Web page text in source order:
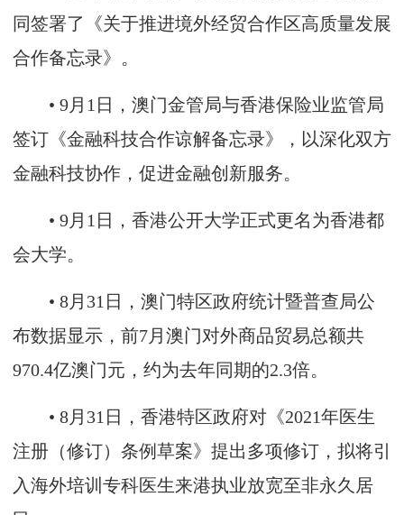
同签署了《关于推进境外经贸合作区高质量发展
合作备忘录》。
• 9月1日，澳门金管局与香港保险业监管局
签订《金融科技合作谅解备忘录》，以深化双方
金融科技协作，促进金融创新服务。
• 9月1日，香港公开大学正式更名为香港都
会大学。
• 8月31日，澳门特区政府统计暨普查局公
布数据显示，前7月澳门对外商品贸易总额共
970.4亿澳门元，约为去年同期的2.3倍。
• 8月31日，香港特区政府对《2021年医生
注册（修订）条例草案》提出多项修订，拟将引
入海外培训专科医生来港执业放宽至非永久居